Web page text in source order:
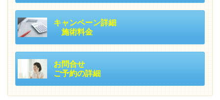
キャンペーン詳細
施術料金
お問合せ
ご予約の詳細